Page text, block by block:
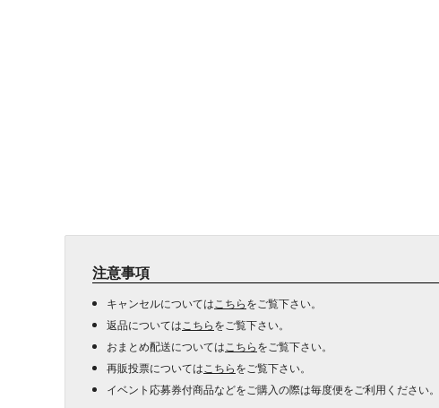
注意事項
キャンセルについては こちらをご覧下さい。
返品については こちらをご覧下さい。
おまとめ配送については こちらをご覧下さい。
再販投票については こちらをご覧下さい。
イベント応募券付商品などをご購入の際は毎度便をご利用ください